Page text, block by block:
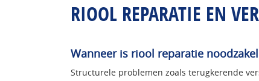
RIOOL REPARATIE EN
Wanneer is riool reparatie
Structurele problemen zoals terugkerende